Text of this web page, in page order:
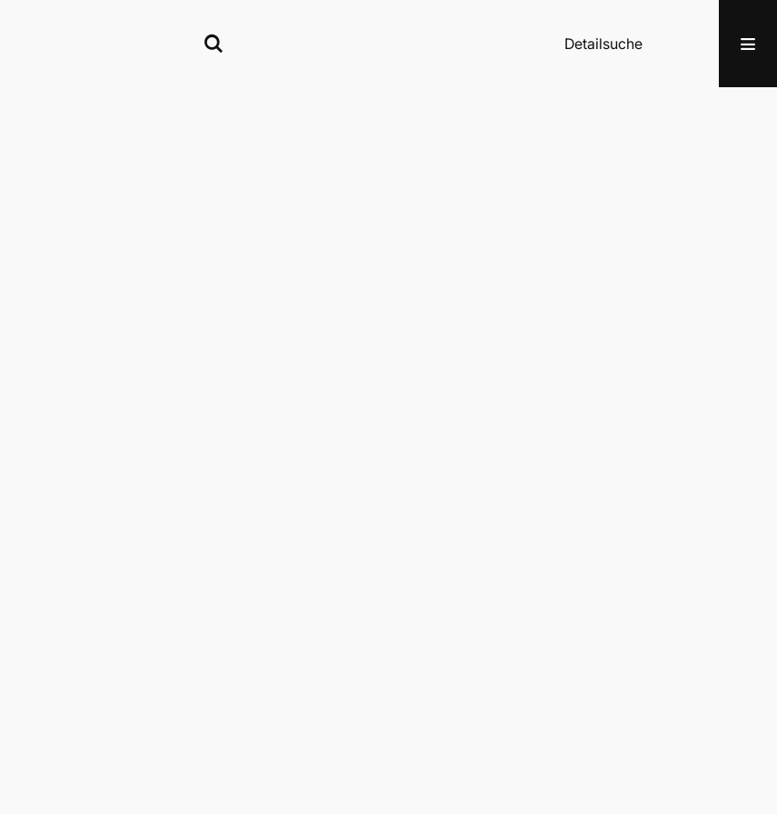
Detailsuche